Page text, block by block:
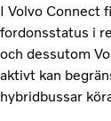
I Volvo Connect
fordonsstatus i
och dessutom
aktivt kan
hybridbussar